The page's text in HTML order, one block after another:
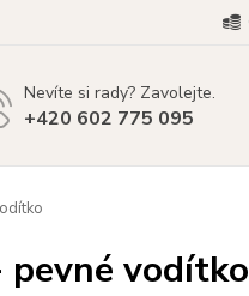
Nevíte si rady? Zavolejte.
+420 602 775 095
pevné vodítko